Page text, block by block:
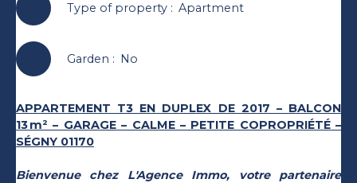
Type of property: Apartment
Garden : No
APPARTEMENT T3 EN DUPLEX DE 2017 – BALCON
13 m² – GARAGE – CALME – PETITE COPROPRIÉTÉ –
SÉGNY 01170
Bienvenue chez L'Agence Immo, votre partenaire